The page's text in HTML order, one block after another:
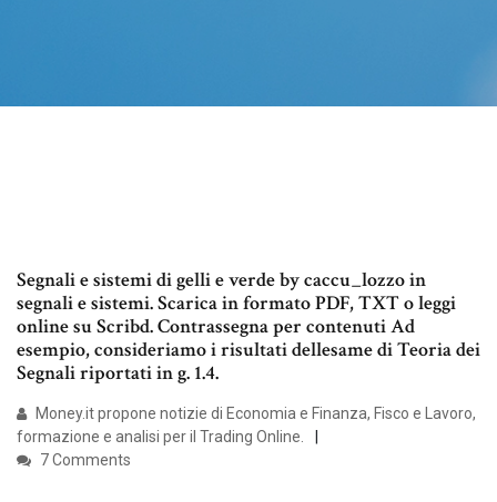
Segnali e sistemi di gelli e verde by caccu_lozzo in
segnali e sistemi. Scarica in formato PDF, TXT o leggi
online su Scribd. Contrassegna per contenuti Ad
esempio, consideriamo i risultati dellesame di Teoria dei
Segnali riportati in g. 1.4.
Money.it propone notizie di Economia e Finanza, Fisco e Lavoro,
formazione e analisi per il Trading Online.
7 Comments